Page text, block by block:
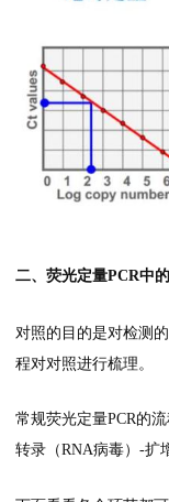
二、荧光定量PCR中
对照的目的是对检测
程对对照进行梳理。
常规荧光定量PCR的
转录（RNA病毒）-扩